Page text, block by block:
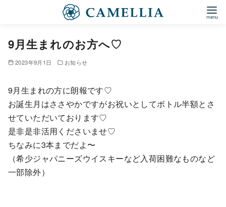
9月生まれのお方へ♡
2023年9月1日 お知らせ
9月生まれの方に朗報です♡
お誕生月はささやかですがお祝いとしてボトル半額とさ
せていただいております♡
是非是非活用くださいませ♡
ちなみに3本までだよ〜
（希少ジャパニーズウイスキーなど入荷困難なものなど
一部除外）